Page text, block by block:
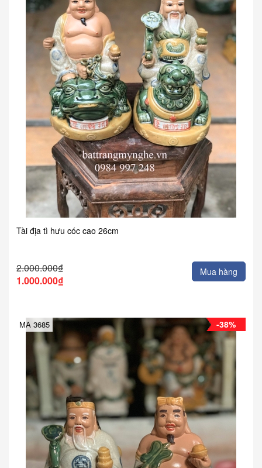
Tài địa tì hưu cóc cao 26cm
2.000.000₫
1.000.000₫
Mua hàng
-38%
MA 3685